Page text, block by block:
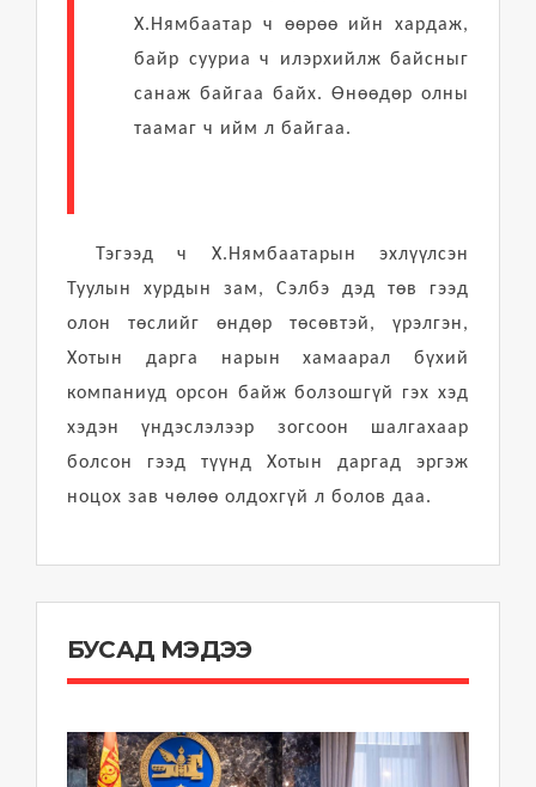
Х.Нямбаатар ч өөрөө ийн хардаж,
байр сууриа ч илэрхийлж байсныг
санаж байгаа байх. Өнөөдөр олны
таамаг ч ийм л байгаа.
Тэгээд ч Х.Нямбаатарын эхлүүлсэн
Туулын хурдын зам, Сэлбэ дэд төв гээд
олон төслийг өндөр төсөвтэй, үрэлгэн,
Хотын дарга нарын хамаарал бүхий
компаниуд орсон байж болзошгүй гэх хэд
хэдэн үндэслэлээр зогсоон шалгахаар
болсон гээд түүнд Хотын даргад эргэж
ноцох зав чөлөө олдохгүй л болов даа.
БУСАД МЭДЭЭ